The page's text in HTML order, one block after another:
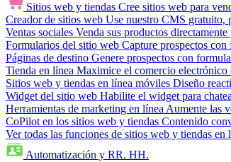
Sitios web y tiendas Cree sitios web para
Creador de sitios web Use nuestro CMS gratuito,
Ventas sociales Venda sus productos
Formularios del sitio web Capture prospectos
Páginas de destino Genere prospectos con
Tienda en línea Maximice el comercio electrónico
Sitios web y tiendas en línea móviles Diseño
Widget del sitio web Habilite el widget para
Herramientas de marketing en línea Aumente las
CoPilot en los sitios web y tiendas Contenido
Ver todas las funciones de sitios web y tiendas en
Automatización y RR. HH.